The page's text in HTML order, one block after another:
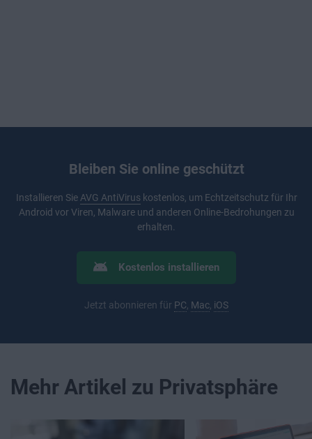
Bleiben Sie online geschützt
Installieren Sie AVG AntiViruskostenlos, um Echtzeitschutz für Ihr
Android vor Viren, Malware und anderen Online-Bedrohungen zu
erhalten.
Kostenlos installieren
Jetzt abonnieren für PC Mac iOS
Mehr Artikel zu Privatsphäre